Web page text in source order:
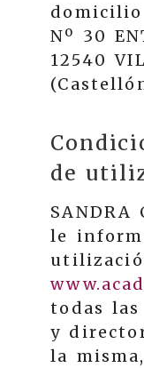
Nº 30
12540
(
de
SANDRA
le
todas las
y
la